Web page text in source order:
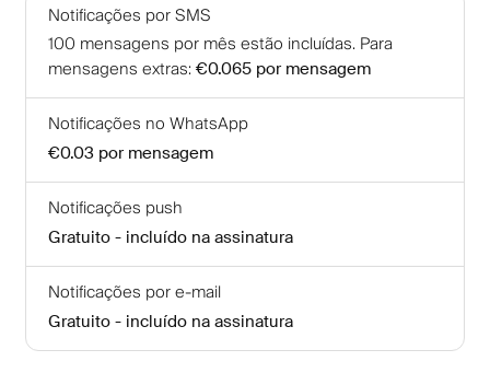
Notificações por SMS
100 mensagens por mês estão incluídas. Para
mensagens extras: €0.065 por mensagem
Notificações no WhatsApp
€0.03 por mensagem
Notificações push
Gratuito - incluído na assinatura
Notificações por e-mail
Gratuito - incluído na assinatura